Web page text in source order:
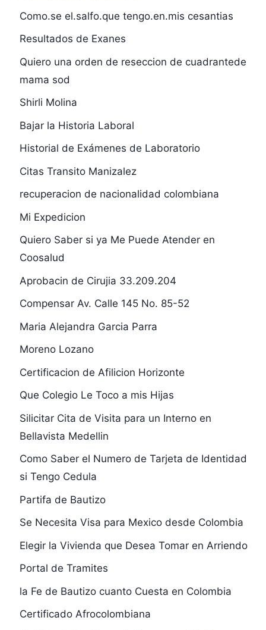
Como.se el.salfo.que tengo.en.mis cesantias
Resultados de Exanes
Quiero una orden de reseccion de cuadrantede
mama sod
Shirli Molina
Bajar la Historia Laboral
Historial de Exámenes de Laboratorio
Citas Transito Manizalez
recuperacion de nacionalidad colombiana
Mi Expedicion
Quiero Saber si ya Me Puede Atender en
Coosalud
Aprobacin de Cirujia 33.209.204
Compensar Av. Calle 145 No. 85-52
Maria Alejandra Garcia Parra
Moreno Lozano
Certificacion de Afilicion Horizonte
Que Colegio Le Toco a mis Hijas
Silicitar Cita de Visita para un Interno en
Bellavista Medellin
Como Saber el Numero de Tarjeta de Identidad
si Tengo Cedula
Partifa de Bautizo
Se Necesita Visa para Mexico desde Colombia
Elegir la Vivienda que Desea Tomar en Arriendo
Portal de Tramites
la Fe de Bautizo cuanto Cuesta en Colombia
Certificado Afrocolombiana